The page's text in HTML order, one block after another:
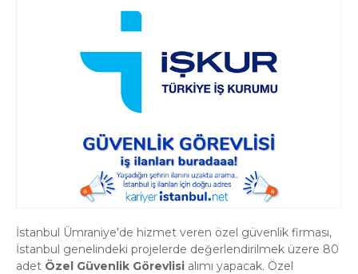
İstanbul Ümraniye'de hizmet veren özel güvenlik firması,
İstanbul genelindeki projelerde değerlendirilmek üzere 80
adet Özel Güvenlik Görevlisi alımı yapacak. Özel